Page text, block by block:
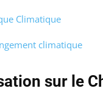
Climatique
climatique
sur le